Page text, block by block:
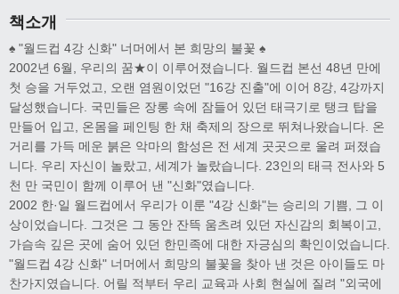
책소개
♠ "월드컵 4강 신화" 너머에서 본 희망의 불꽃 ♠
2002년 6월, 우리의 꿈★이 이루어졌습니다. 월드컵 본선 48년 만에
첫 승을 거두었고, 오랜 염원이었던 "16강 진출"에 이어 8강, 4강까지
달성했습니다. 국민들은 장롱 속에 잠들어 있던 태극기로 탱크 탑을
만들어 입고, 온몸을 페인팅 한 채 축제의 장으로 뛰쳐나왔습니다. 온
거리를 가득 메운 붉은 악마의 함성은 전 세계 곳곳으로 울려 퍼졌습
니다. 우리 자신이 놀랐고, 세계가 놀랐습니다. 23인의 태극 전사와 5
천 만 국민이 함께 이루어 낸 "신화"였습니다.
2002 한·일 월드컵에서 우리가 이룬 "4강 신화"는 승리의 기쁨, 그 이
상이었습니다. 그것은 그 동안 잔뜩 움츠려 있던 자신감의 회복이고,
가슴속 깊은 곳에 숨어 있던 한민족에 대한 자긍심의 확인이었습니다.
"월드컵 4강 신화" 너머에서 희망의 불꽃을 찾아 낸 것은 아이들도 마
찬가지였습니다. 어릴 적부터 우리 교육과 사회 현실에 질려 "외국에